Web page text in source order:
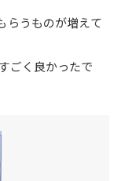
らうものが増えて
ごく良かったで